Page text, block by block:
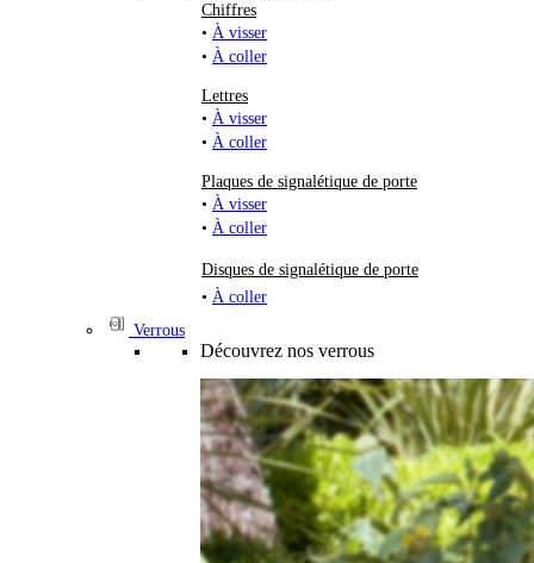
Chiffres
• À visser
• À coller
Lettres
• À visser
• À coller
Plaques de signalétique de porte
• À visser
• À coller
Disques de signalétique de porte
• À coller
Verrous
Découvrez nos verrous